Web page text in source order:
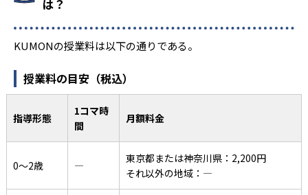
は？
KUMONの授業料は以下の通りである。
授業料の目安（税込）
指導形態
1コマ時
間
月額料金
0〜2歳 ―
東京都または神奈川県：2,200円
それ以外の地域：―